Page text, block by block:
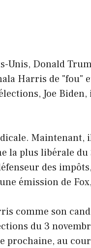
Unis, Donald
Harris de "fou"
Joe
Maintenant,
la plus libérale
des
émission de
comme son
du 3
prochaine, au